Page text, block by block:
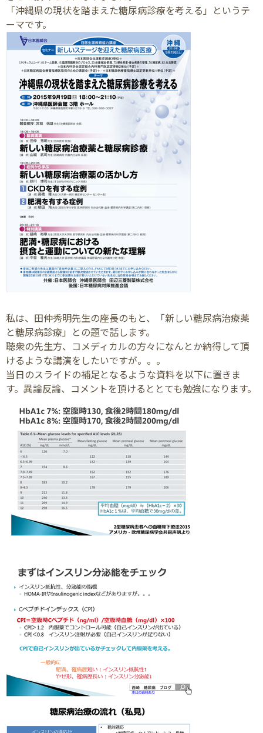
「沖縄県の現状を踏まえた糖尿病診療を考える」というテ
ーマです。
私は、田仲秀明先生の座長のもと、「新しい糖尿病治療薬
と糖尿病診療」との題で話します。
聴衆の先生方、コメディカルの方々になんとか納得して頂
けるような講演をしたいですが。。。
当日のスライドの補足となるような資料を以下に置きま
す。異論反論、コメントを頂けるととても勉強になります。